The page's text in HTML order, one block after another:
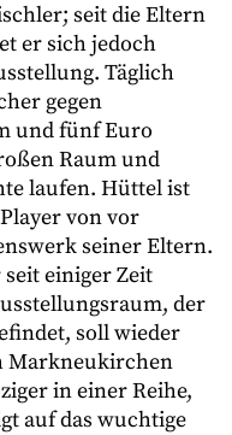
seit die Eltern
er sich jedoch
Täglich
gegen
und fünf Euro
Raum und
laufen. Hüttel ist
von vor
seiner Eltern.
einiger Zeit
der
soll wieder
Markneukirchen
in einer Reihe,
auf das wuchtige